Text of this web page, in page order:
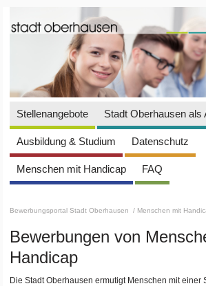
Stellenangebote Stadt Oberhausen als
Ausbildung & Studium Datenschutz
Menschen mit Handicap
FAQ
Bewerbungsportal Stadt Oberhausen / Menschen mit
Bewerbungen von
Handicap
Die Stadt Oberhausen ermutigt Menschen mit einer